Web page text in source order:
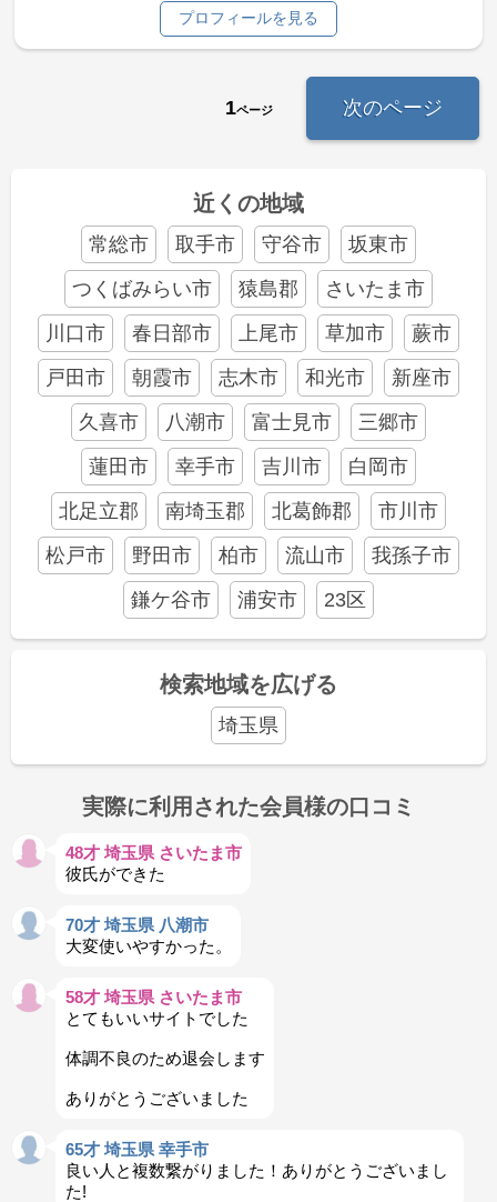
プロフィールを見る
1ページ 次のページ
近くの地域
常総市 取手市 守谷市
坂東市
つくばみらい市
猿島郡
さいたま市
川口市
春日部市 上尾市 草加市
蕨市
戸田市
朝霞市 志木市 和光市
新座市
久喜市
八潮市 富士見市
三郷市
蓮田市
幸手市 吉川市
白岡市
北足立郡
南埼玉郡 北葛飾郡
市川市
松戸市
野田市 柏市 流山市
我孫子市
鎌ケ谷市
浦安市 23区
検索地域を広げる
埼玉県
実際に利用された会員様の口コミ
48才 埼玉県 さいたま市
彼氏ができた
70才 埼玉県 八潮市
大変使いやすかった。
58才 埼玉県 さいたま市
とてもいいサイトでした
体調不良のため退会します
ありがとうございました
65才 埼玉県 幸手市
良い人と複数繋がりました！ありがとうございまし
た!